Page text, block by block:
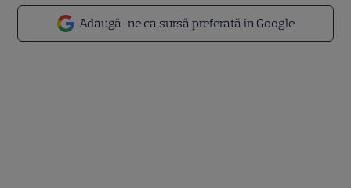
Adaugă-ne ca sursă preferată în Google